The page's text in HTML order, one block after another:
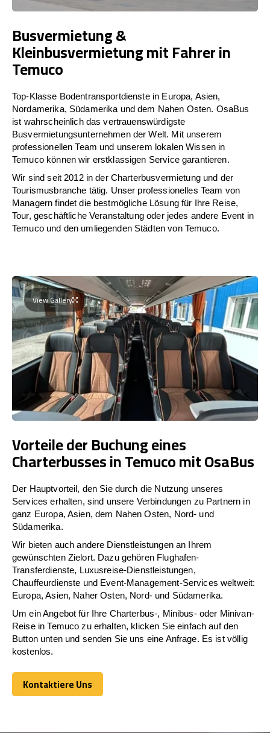
Busvermietung &
Kleinbusvermietung mit Fahrer in
Temuco
Top-Klasse Bodentransportdienste in Europa, Asien,
Nordamerika, Südamerika und dem Nahen Osten. OsaBus
ist wahrscheinlich das vertrauenswürdigste
Busvermietungsunternehmen der Welt. Mit unserem
professionellen Team und unserem lokalen Wissen in
Temuco können wir erstklassigen Service garantieren.
Wir sind seit 2012 in der Charterbusvermietung und der
Tourismusbranche tätig. Unser professionelles Team von
Managern findet die bestmögliche Lösung für Ihre Reise,
Tour, geschäftliche Veranstaltung oder jedes andere Event in
Temuco und den umliegenden Städten von Temuco.
View Gallery
Vorteile der Buchung eines
Charterbusses in Temuco mit OsaBus
Der Hauptvorteil, den Sie durch die Nutzung unseres
Services erhalten, sind unsere Verbindungen zu Partnern in
ganz Europa, Asien, dem Nahen Osten, Nord- und
Südamerika.
Wir bieten auch andere Dienstleistungen an Ihrem
gewünschten Zielort. Dazu gehören Flughafen-
Transferdienste, Luxusreise-Dienstleistungen,
Chauffeurdienste und Event-Management-Services weltweit:
Europa, Asien, Naher Osten, Nord- und Südamerika.
Um ein Angebot für Ihre Charterbus-, Minibus- oder Minivan-
Reise in Temuco zu erhalten, klicken Sie einfach auf den
Button unten und senden Sie uns eine Anfrage. Es ist völlig
kostenlos.
Kontaktiere Uns
Kontaktiere Uns